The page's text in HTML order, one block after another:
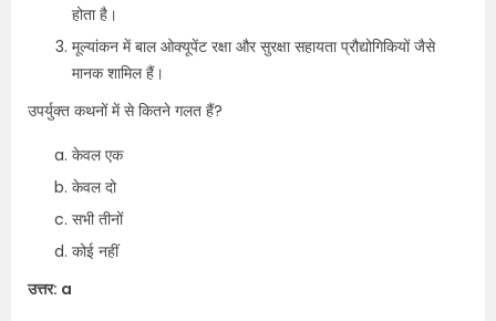
होता है।
मूल्यांकन में बाल ओक्यूपेंट रक्षा और सुरक्षा सहायता प्रौद्योगिकियों जैसे
मानक शामिल हैं।
उपर्युक्त कथनों में से कितने गलत हैं?
केवल एक
केवल दो
सभी तीनों
कोई नहीं
उत्तर: a